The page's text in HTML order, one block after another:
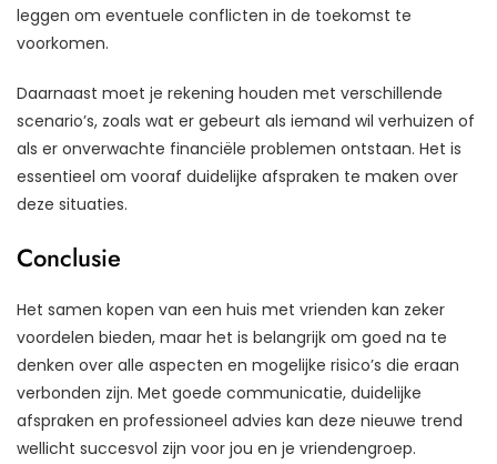
leggen om eventuele conflicten in de toekomst te
voorkomen.
Daarnaast moet je rekening houden met verschillende
scenario’s, zoals wat er gebeurt als iemand wil verhuizen of
als er onverwachte financiële problemen ontstaan. Het is
essentieel om vooraf duidelijke afspraken te maken over
deze situaties.
Conclusie
Het samen kopen van een huis met vrienden kan zeker
voordelen bieden, maar het is belangrijk om goed na te
denken over alle aspecten en mogelijke risico’s die eraan
verbonden zijn. Met goede communicatie, duidelijke
afspraken en professioneel advies kan deze nieuwe trend
wellicht succesvol zijn voor jou en je vriendengroep.